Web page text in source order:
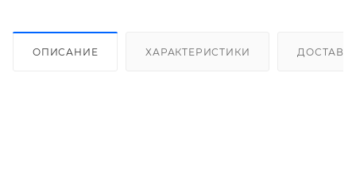
ОПИСАНИЕ ХАРАКТЕРИСТИКИ